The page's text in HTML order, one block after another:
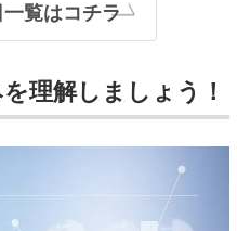
覧はコチラ
理解しましょう！